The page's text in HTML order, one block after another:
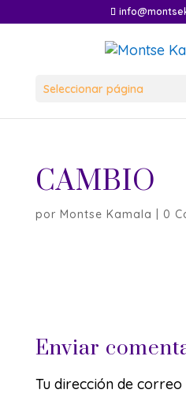
Seleccionar página
CAMBIO
por Montse Kamala 0
Enviar
Tu dirección de